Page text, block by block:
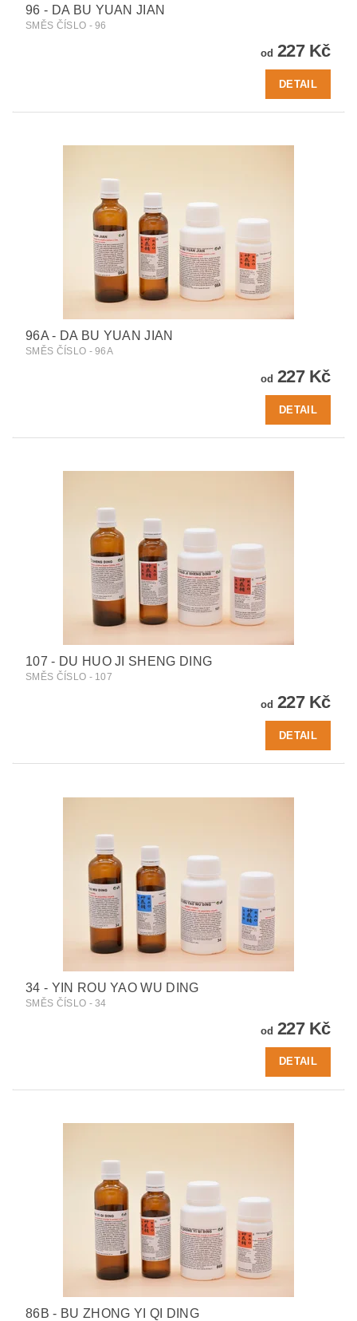
96 - DA BU YUAN JIAN
SMĚS ČÍSLO - 96
od 227 Kč
DETAIL
96A - DA BU YUAN JIAN
SMĚS ČÍSLO - 96A
od 227 Kč
DETAIL
107 - DU HUO JI SHENG DING
SMĚS ČÍSLO - 107
od 227 Kč
DETAIL
34 - YIN ROU YAO WU DING
SMĚS ČÍSLO - 34
od 227 Kč
DETAIL
86B - BU ZHONG YI QI DING